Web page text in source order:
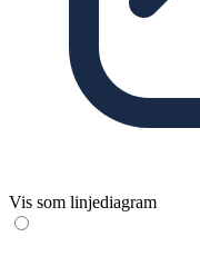
Vis som linjediagram